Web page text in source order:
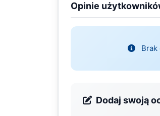
Opinie
Dodaj swoją